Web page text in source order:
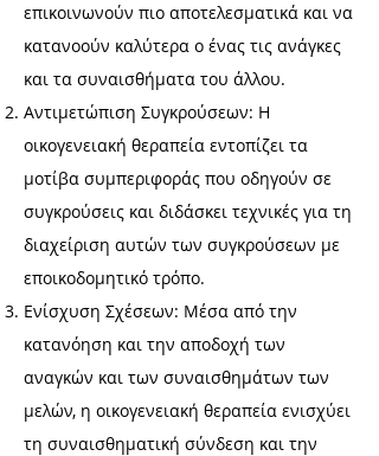
επικοινωνούν πιο αποτελεσματικά και να
κατανοούν καλύτερα ο ένας τις ανάγκες
και τα συναισθήματα του άλλου.
Αντιμετώπιση Συγκρούσεων: Η
οικογενειακή θεραπεία εντοπίζει τα
μοτίβα συμπεριφοράς που οδηγούν σε
συγκρούσεις και διδάσκει τεχνικές για τη
διαχείριση αυτών των συγκρούσεων με
εποικοδομητικό τρόπο.
Ενίσχυση Σχέσεων: Μέσα από την
κατανόηση και την αποδοχή των
αναγκών και των συναισθημάτων των
μελών, η οικογενειακή θεραπεία ενισχύει
τη συναισθηματική σύνδεση και την